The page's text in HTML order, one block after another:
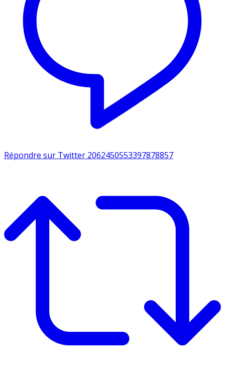
Répondre sur Twitter 2062450553397878857